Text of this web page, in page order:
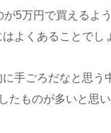
が5万円で買えるよ
よくあることでし
手ごろだなと思う
たものが多いと思い